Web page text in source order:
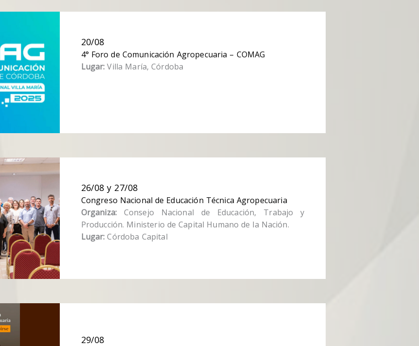
20/08
4° Foro de Comunicación Agropecuaria – COMAG
Lugar: Villa María, Córdoba
26/08 y 27/08
Congreso Nacional de Educación Técnica Agropecuaria
Organiza: Consejo Nacional de Educación, Trabajo y
Producción. Ministerio de Capital Humano de la Nación.
Lugar:Córdoba Capital
29/08